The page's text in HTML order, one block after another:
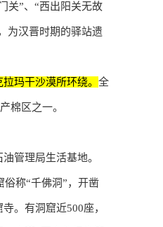
关”、“西出阳关无故
为汉晋时期的驿站遗
玛干沙漠所环绕。 全
棉区之一。
管理局生活基地。
称“千佛洞”，开凿
。有洞窟近500座，